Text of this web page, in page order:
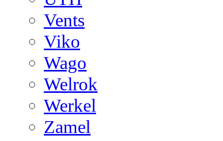
Vents
Viko
Wago
Welrok
Werkel
Zamel